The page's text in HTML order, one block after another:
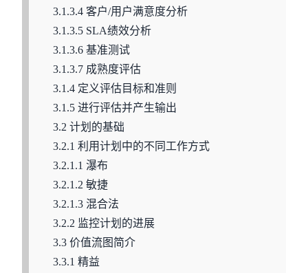
3.1.3.4 客户/用户满意度分析
3.1.3.5 SLA绩效分析
3.1.3.6 基准测试
3.1.3.7 成熟度评估
3.1.4 定义评估目标和准则
3.1.5 进行评估并产生输出
3.2 计划的基础
3.2.1 利用计划中的不同工作方式
3.2.1.1 瀑布
3.2.1.2 敏捷
3.2.1.3 混合法
3.2.2 监控计划的进展
3.3 价值流图简介
3.3.1 精益